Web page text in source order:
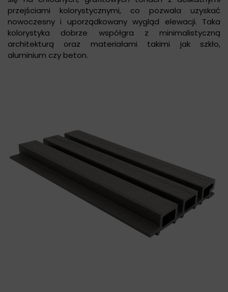
przejściami kolorystycznymi, co pozwala uzyskać
nowoczesny i uporządkowany wygląd elewacji. Taka
kolorystyka dobrze współgra z minimalistyczną
architekturą oraz materiałami takimi jak szkło,
aluminium czy beton.